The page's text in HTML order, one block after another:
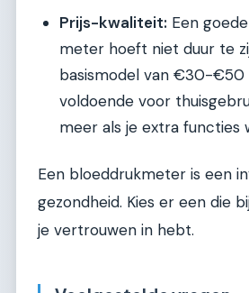
Prijs-kwaliteit: Een
meter hoeft niet duur te
basismodel van €30-€50
voldoende voor
meer als je extra functies
Een bloeddrukmeter is een
gezondheid. Kies er een die
je vertrouwen in hebt.